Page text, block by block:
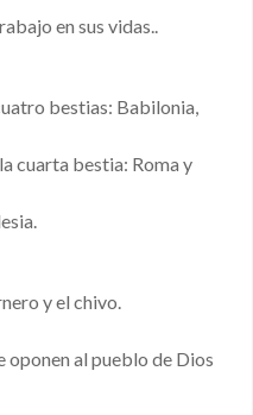
en sus vidas..
bestias: Babilonia,
cuarta bestia: Roma y
y el chivo.
oponen al pueblo de Dios